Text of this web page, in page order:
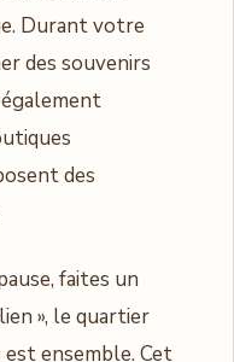
Durant votre
des souvenirs
des
faites un
», le quartier
ensemble. Cet